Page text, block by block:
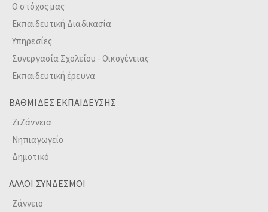
Ο στόχος μας
Εκπαιδευτική Διαδικασία
Υπηρεσίες
Συνεργασία Σχολείου - Οικογένειας
Εκπαιδευτική έρευνα
ΒΑΘΜΙΔΕΣ ΕΚΠΑΙΔΕΥΣΗΣ
ΖιΖάννεια
Νηπιαγωγείο
Δημοτικό
ΑΛΛΟΙ ΣΥΝΔΕΣΜΟΙ
Ζάννειο